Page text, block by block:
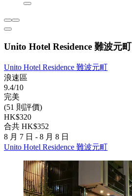
Unito Hotel Residence 難波元町
Unito Hotel Residence 難波元町
浪速區
9.4/10
完美
(51 則評價)
HK$320
合共 HK$352
8 月 7 日 - 8 月 8 日
Unito Hotel Residence 難波元町